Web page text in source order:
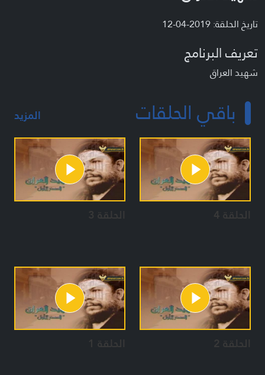
تاريخ الحلقة: 2019-04-12
تعريف البرنامج
شهيد العراق
باقي الحلقات المزيد
الحلقة 4 الحلقة 3
الحلقة 2 الحلقة 1